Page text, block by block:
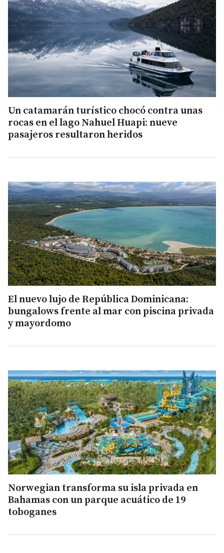
Un catamarán turístico chocó contra unas
rocas en el lago Nahuel Huapi: nueve
pasajeros resultaron heridos
El nuevo lujo de República Dominicana:
bungalows frente al mar con piscina privada
y mayordomo
Norwegian transforma su isla privada en
Bahamas con un parque acuático de 19
toboganes